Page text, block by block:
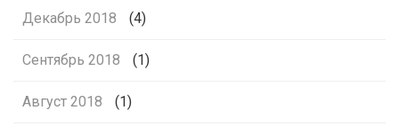
Декабрь 2018 (4)
Сентябрь 2018 (1)
Август 2018 (1)